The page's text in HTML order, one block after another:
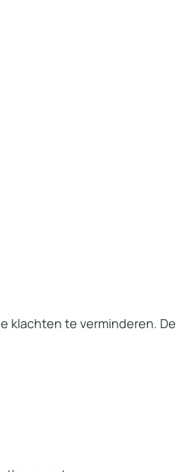
klachten te verminderen. De